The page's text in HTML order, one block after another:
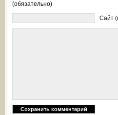
(обязательно)
Сайт